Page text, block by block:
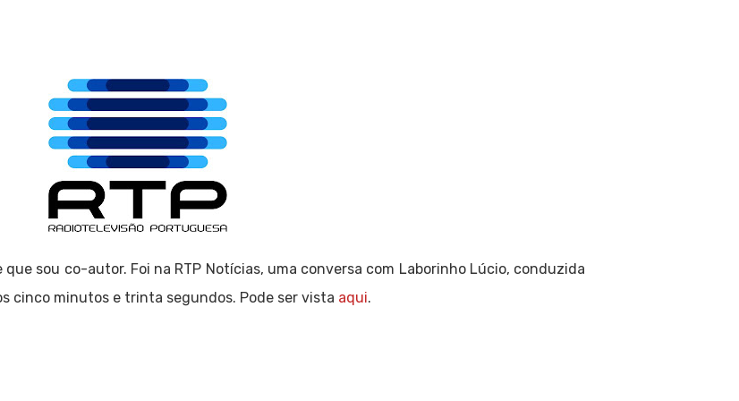
que sou co-autor. Foi na RTP Notícias, uma conversa com Laborinho Lúcio, conduzida
cinco minutos e trinta segundos. Pode ser vista aqui.